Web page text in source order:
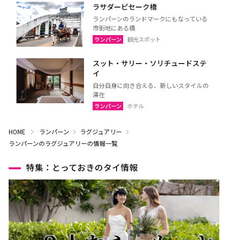
ラサダーピセーク橋
ランパーンのランドマークにもなっている
市街地にある橋
ランパーン 観光スポット
スット・サリー・ソリチュードステ
イ
自分自身に向き合える、新しいスタイルの
滞在
ランパーン ホテル
HOME ランパーン
ラグジュアリー
ランパーンのラグジュアリーの情報一覧
特集：とっておきのタイ情報